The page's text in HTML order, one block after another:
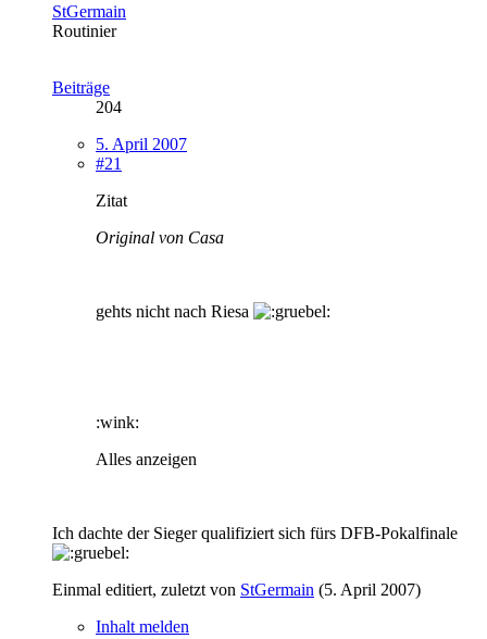
StGermain
Routinier
Beiträge
204
5. April 2007
#21
Zitat
Original von Casa
gehts nicht nach Riesa
:wink:
Alles anzeigen
Ich dachte der Sieger qualifiziert sich fürs DFB-Pokalfinale
Einmal editiert, zuletzt von StGermain (5. April 2007)
Inhalt melden